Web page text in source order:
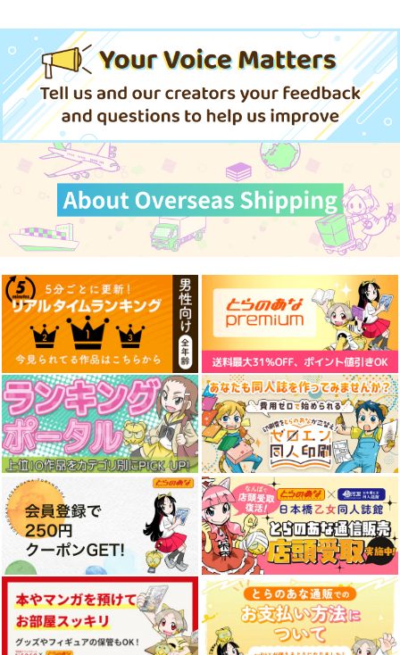
あかね噺
上伊那ぼたん、酔へる姿は百
合の花
「アイカツアカデミー！」Heli
anthe Solo Collection(ミッシ
ョン・エリオント盤)
POLYPHONY(初回限定盤)/前
島亜美
名探偵プリキュア！
Peachful Story(通常盤)/桃鈴
ねね
「Ｄｒ．ＳＴＯＮＥ」 4th SEASON Blu-ray BOX 3
を駆 上が る！
前代未 聞のク ラフト冒険譚、 ここに開 幕！「Ｄｒ．ＳＴＯＮ
集 ！
Re:ゼロから始める異世界生活 4th season
仲間 り戻すた め、命を
が始まる──『Re:ゼロから始める異世界生活』特集 ！
メーカー特典
霧尾ファンクラブ
アニメ ァン
VTuber『にじさんじ』
にじさんじの 連C 大特集！
メーカー特典
ようこそ実力至上主義の教室へ 4th Season
2年目の学校生活の幕が今、切って 落とさ れる。『ようこそ
実力至上主義の教室へ 4thSeason 』特集！
メーカー特典
お隣の天使様にいつの間にか駄目人間にされていた件2
くて焦れっ たい恋の物語は続くーーアニメ『お隣の
天使様 いつの間に か 駄目人間にされていた件』特 集
メーカー特典
人 族の織り成す 異世界 アでちょっと
な、”ラブコメ”ファン タジー！
イアイ」
バンダイナムコエンタ
ーテインメント
2,500円 （税込）
サンプル
カート
盤
フライングドッグ
9,350円（税込）
カート
フライングドッグ
6,930 円（税込）
サンプル
カート
(BD)『初音ミク「マジ
カルミライ 2026」』
Blu-ray限定盤
フライングドッグ
10,450円（税込）
サンプル
カート
(CD)New World Carni
val ～いざ魅惑の大海
原へ～(通常盤)
ユニバーサル ミュー
ジック合同会社
2,750円（税込）
サンプル
カート
(CD)New World Carni
val ～いざ魅惑の大海
原へ～(初回限定盤B)
ユニバーサル ミュー
ジック合同会社
6,500円（税込）
サンプル
カート